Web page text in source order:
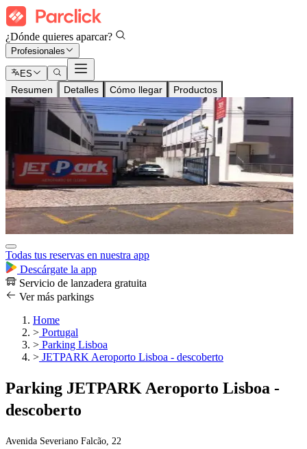
¿Dónde quieres aparcar?
Profesionales
ES
Resumen Detalles Cómo llegar Productos
Todas tus reservas en nuestra app
Descárgate la app
Servicio de lanzadera gratuita
Ver más parkings
Home
> Portugal
> Parking Lisboa
> JETPARK Aeroporto Lisboa - descoberto
Parking JETPARK Aeroporto Lisboa -
descoberto
Avenida Severiano Falcão, 22